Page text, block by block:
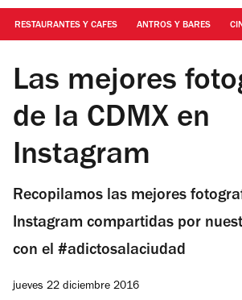
RESTAURANTES Y CAFES ANTROS Y BARES
Foto: @david0145
Las mejores
de la CDMX en
Instagram
Recopilamos las mejores
Instagram compartidas por
con el #adictosalaciudad
jueves 22 diciembre 2016